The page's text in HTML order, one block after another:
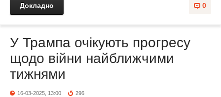
0
Докладно
У Трампа очікують прогресу
щодо війни найближчими
тижнями
16-03-2025, 13:00 296